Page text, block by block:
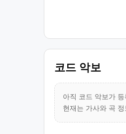
코드 악보
아직 코드 악보가
현재는 가사와 곡